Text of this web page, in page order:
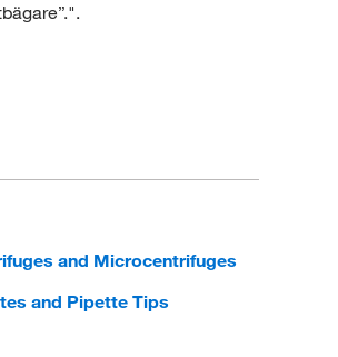
and Microcentrifuges
and Pipette Tips